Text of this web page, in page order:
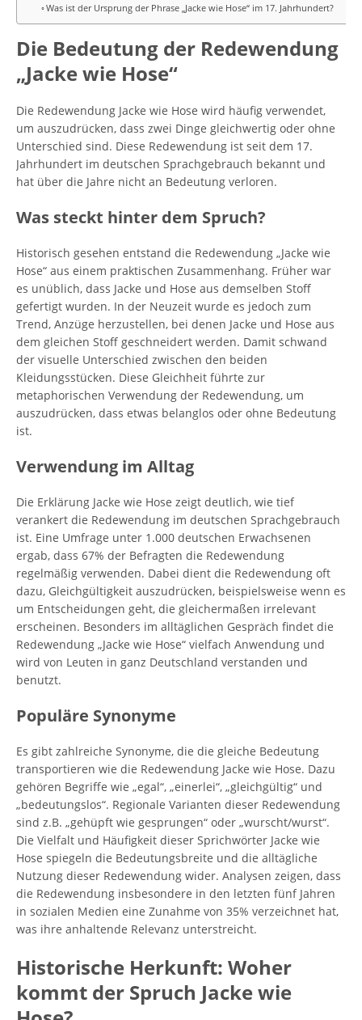
Was ist der Ursprung der Phrase „Jacke wie Hose“ im 17. Jahrhundert?
Die Bedeutung der Redewendung
„Jacke wie Hose“
Die Redewendung Jacke wie Hose wird häufig verwendet,
um auszudrücken, dass zwei Dinge gleichwertig oder ohne
Unterschied sind. Diese Redewendung ist seit dem 17.
Jahrhundert im deutschen Sprachgebrauch bekannt und
hat über die Jahre nicht an Bedeutung verloren.
Was steckt hinter dem Spruch?
Historisch gesehen entstand die Redewendung „Jacke wie
Hose“ aus einem praktischen Zusammenhang. Früher war
es unüblich, dass Jacke und Hose aus demselben Stoff
gefertigt wurden. In der Neuzeit wurde es jedoch zum
Trend, Anzüge herzustellen, bei denen Jacke und Hose aus
dem gleichen Stoff geschneidert werden. Damit schwand
der visuelle Unterschied zwischen den beiden
Kleidungsstücken. Diese Gleichheit führte zur
metaphorischen Verwendung der Redewendung, um
auszudrücken, dass etwas belanglos oder ohne Bedeutung
ist.
Verwendung im Alltag
Die Erklärung Jacke wie Hose zeigt deutlich, wie tief
verankert die Redewendung im deutschen Sprachgebrauch
ist. Eine Umfrage unter 1.000 deutschen Erwachsenen
ergab, dass 67% der Befragten die Redewendung
regelmäßig verwenden. Dabei dient die Redewendung oft
dazu, Gleichgültigkeit auszudrücken, beispielsweise wenn es
um Entscheidungen geht, die gleichermaßen irrelevant
erscheinen. Besonders im alltäglichen Gespräch findet die
Redewendung „Jacke wie Hose“ vielfach Anwendung und
wird von Leuten in ganz Deutschland verstanden und
benutzt.
Populäre Synonyme
Es gibt zahlreiche Synonyme, die die gleiche Bedeutung
transportieren wie die Redewendung Jacke wie Hose. Dazu
gehören Begriffe wie „egal“, „einerlei“, „gleichgültig“ und
„bedeutungslos“. Regionale Varianten dieser Redewendung
sind z.B. „gehüpft wie gesprungen“ oder „wurscht/wurst“.
Die Vielfalt und Häufigkeit dieser Sprichwörter Jacke wie
Hose spiegeln die Bedeutungsbreite und die alltägliche
Nutzung dieser Redewendung wider. Analysen zeigen, dass
die Redewendung insbesondere in den letzten fünf Jahren
in sozialen Medien eine Zunahme von 35% verzeichnet hat,
was ihre anhaltende Relevanz unterstreicht.
Historische Herkunft: Woher
kommt der Spruch Jacke wie